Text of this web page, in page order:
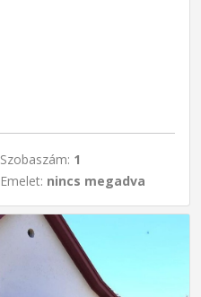
Szobaszám: 1
Emelet: nincs megadva